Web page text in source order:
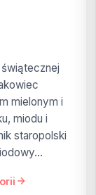
mielonym i
miodu i
staropolski